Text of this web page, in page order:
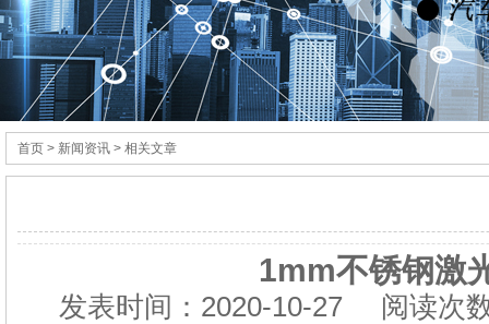
首页 > 新闻资讯 > 相关文章
1mm不锈钢激
发表时间： 2020-10-27阅读次